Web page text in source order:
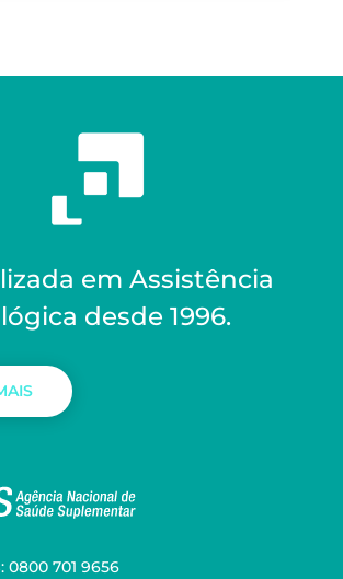
em Assistência
desde 1996.
0800 701 9656